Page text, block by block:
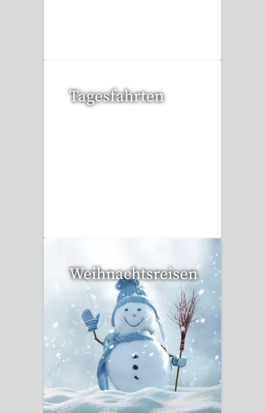
Tagesfahrten
Weihnachtsreisen
17 Reisen gefunden